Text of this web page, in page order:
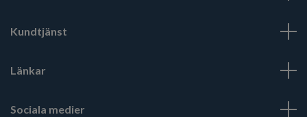
Kundtjänst
Länkar
Sociala medier